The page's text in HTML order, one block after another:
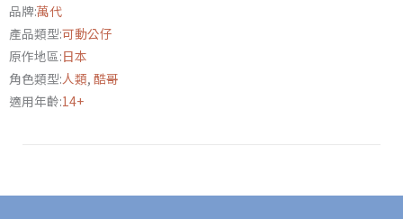
假
面
騎
士
2
品牌:萬代
產品類型:可動公仔
原作地區:日本
角色類型:人類, 酷哥
適用年齡:14+